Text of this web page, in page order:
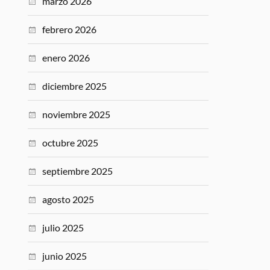
febrero 2026
enero 2026
diciembre 2025
noviembre 2025
octubre 2025
septiembre 2025
agosto 2025
julio 2025
junio 2025